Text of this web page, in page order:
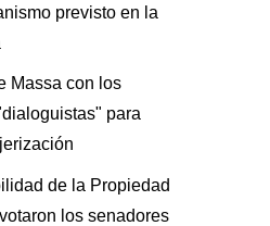
previsto en la
Massa con los
para
de la Propiedad
los senadores